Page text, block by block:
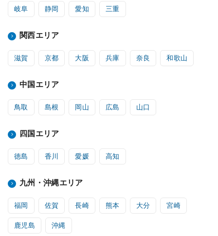
岐阜 静岡 愛知 三重
関西エリア
滋賀 京都 大阪 兵庫 奈良 和歌山
中国エリア
鳥取 島根 岡山 広島 山口
四国エリア
徳島 香川 愛媛 高知
九州・沖縄エリア
福岡 佐賀 長崎 熊本 大分 宮崎
鹿児島 沖縄